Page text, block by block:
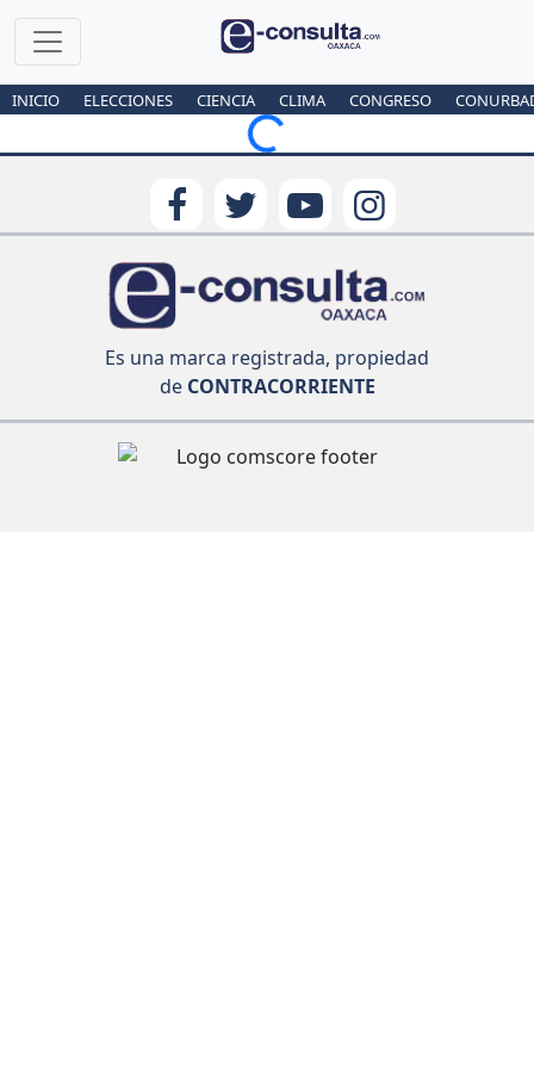
INICIO ELECCIONES CIENCIA CLIMA CONGRESO
Loading...
Es una marca registrada, propiedad
deCONTRACORRIENTE